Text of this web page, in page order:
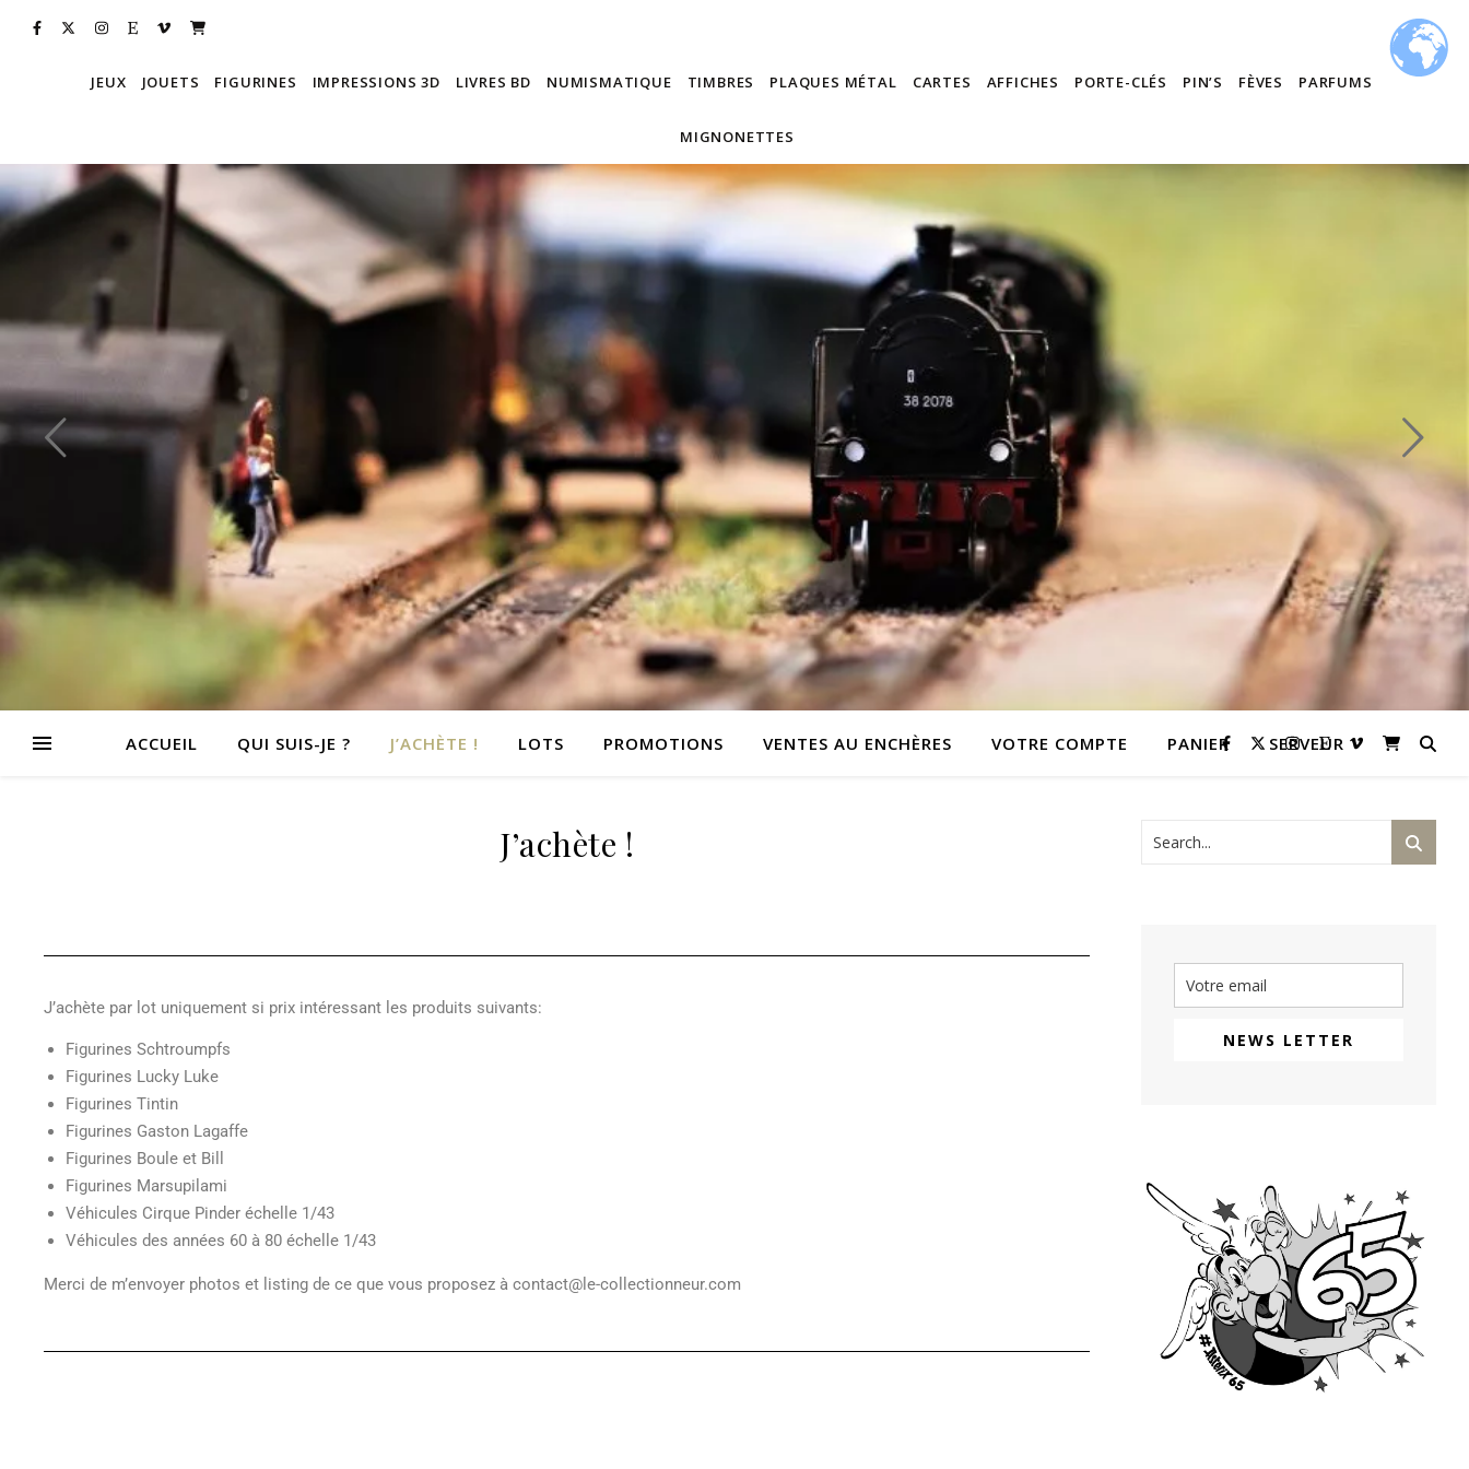
JEUX JOUETS FIGURINES IMPRESSIONS 3D LIVRES BD NUMISMATIQUE TIMBRES PLAQUES MÉTAL CARTES AFFICHES PORTE-CLÉS PIN’S FÈVES PARFUMS
MIGNONETTES
ACCUEIL QUI SUIS-JE ? J’ACHÈTE ! LOTS PROMOTIONS VENTES AU ENCHÈRES VOTRE COMPTE PANIER SERVEUR
J’achète !
J’achète par lot uniquement si prix intéressant les produits suivants:
Figurines Schtroumpfs
Figurines Lucky Luke
Figurines Tintin
Figurines Gaston Lagaffe
Figurines Boule et Bill
Figurines Marsupilami
Véhicules Cirque Pinder échelle 1/43
Véhicules des années 60 à 80 échelle 1/43
Merci de m’envoyer photos et listing de ce que vous proposez à contact@le-collectionneur.com